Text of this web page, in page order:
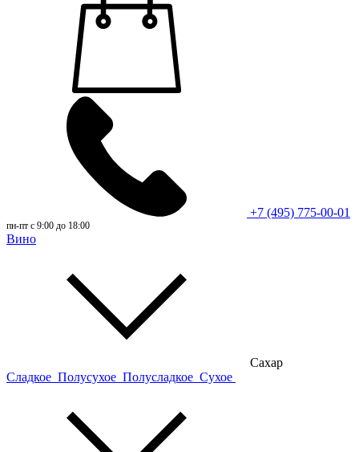
+7 (495) 775-00-01
пн-пт с 9:00 до 18:00
Вино
Сахар
Сладкое Полусухое Полусладкое Сухое